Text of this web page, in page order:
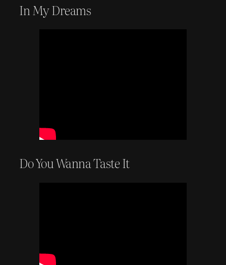
In My Dreams
Do You Wanna Taste It